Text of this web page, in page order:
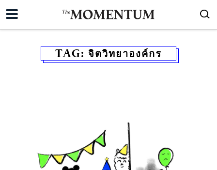
TAG: จิตวิทยาองค์กร